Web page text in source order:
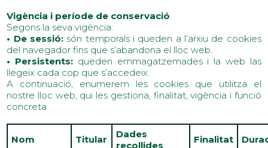
Vigència i període de conservació
Segons la seva vigència:
• De sessió:són temporals i queden a l’arxiu de cookies
del navegador fins que s’abandona el lloc web.
• Persistents: queden emmagatzemades i la web las
llegeix cada cop que s’accedeix.
A continuació, enumerem les cookies que utilitza el
nostre lloc web, qui les gestiona, finalitat, vigència i funció
concreta
Nom Titular
Dades
recollides
Finalitat